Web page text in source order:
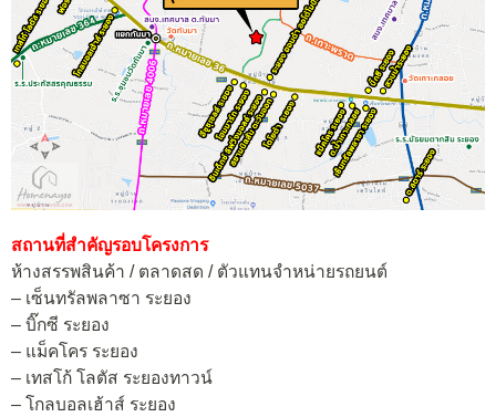
สถานที่สำคัญรอบโครงการ
ห้างสรรพสินค้า / ตลาดสด / ตัวแทนจำหน่ายรถยนต์
– เซ็นทรัลพลาซา ระยอง
– บิ๊กซี ระยอง
– แม็คโคร ระยอง
– เทสโก้ โลตัส ระยองทาวน์
– โกลบอลเฮ้าส์ ระยอง